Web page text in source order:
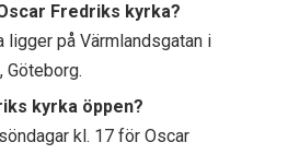
Fredriks kyrka?
ligger på Värmlandsgatan i
Göteborg.
kyrka öppen?
kl. 17 för Oscar